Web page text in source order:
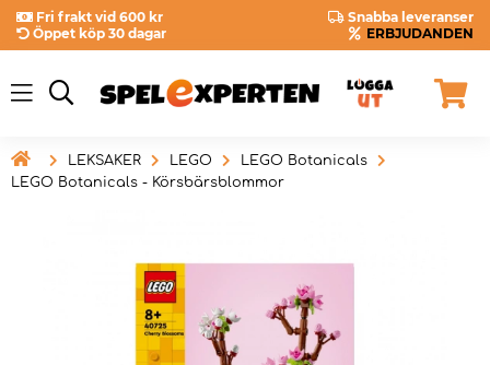
Fri frakt vid 600 kr
Snabba leveranser
Öppet köp 30 dagar
ERBJUDANDEN
 LEKSAKER LEGO
LEGO Botanicals
LEGO Botanicals - Körsbärsblommor